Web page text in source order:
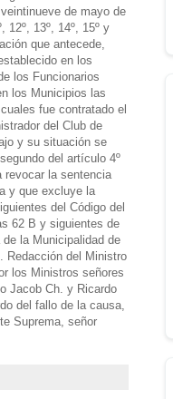
de mayo de
13º, 14º, 15º y
que antecede,
en los
los Funcionarios
los Municipios las
fue contratado el
del Club de
y su situación se
del artículo 4º
revocar la sentencia
y que excluye la
del Código del
62 B y siguientes de
la Municipalidad de
Redacción del Ministro
los Ministros señores
Jacob Ch. y Ricardo
del fallo de la causa,
Suprema, señor